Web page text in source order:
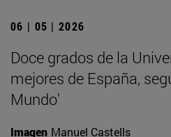
06 | 05 | 2026
Doce grados de la
mejores de España,
Mundo'
Imagen Manuel Castells